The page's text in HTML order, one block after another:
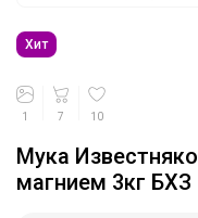
Хит
1 7 10
Мука
магнием 3кг БХЗ